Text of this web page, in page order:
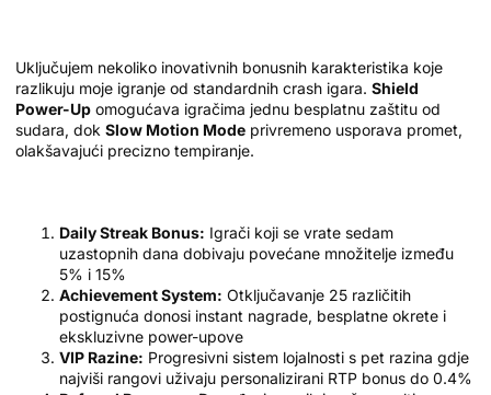
Uključujem nekoliko inovativnih bonusnih karakteristika koje
razlikuju moje igranje od standardnih crash igara. Shield
Power-Up omogućava igračima jednu besplatnu zaštitu od
sudara, dok Slow Motion Mode privremeno usporava promet,
olakšavajući precizno tempiranje.
Daily Streak Bonus: Igrači koji se vrate sedam
uzastopnih dana dobivaju povećane množitelje između
5% i 15%
Achievement System: Otključavanje 25 različitih
postignuća donosi instant nagrade, besplatne okrete i
ekskluzivne power-upove
VIP Razine: Progresivni sistem lojalnosti s pet razina gdje
najviši rangovi uživaju personalizirani RTP bonus do 0.4%